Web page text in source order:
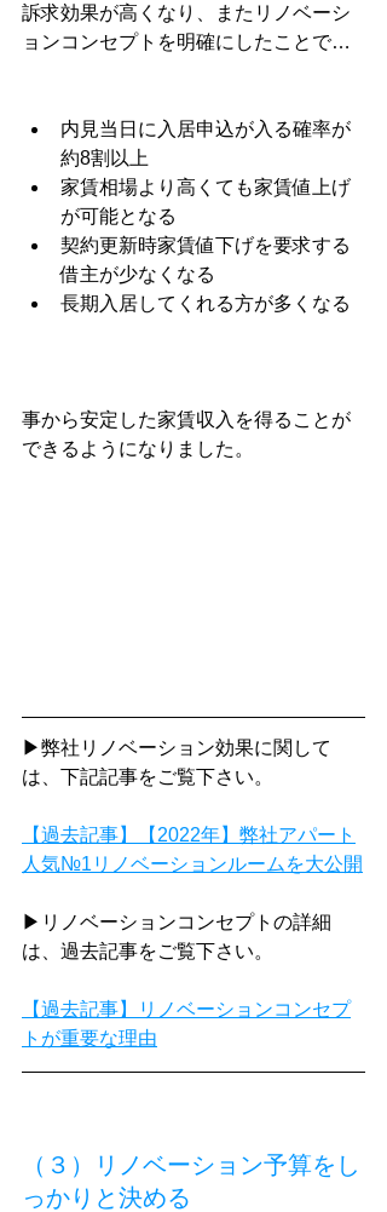
訴求効果が高くなり、またリノベーシ
ョンコンセプトを明確にしたことで…
内見当日に入居申込が入る確率が
約8割以上
家賃相場より高くても家賃値上げ
が可能となる
契約更新時家賃値下げを要求する
借主が少なくなる
長期入居してくれる方が多くなる
事から安定した家賃収入を得ることが
できるようになりました。
▶弊社リノベーション効果に関して
は、下記記事をご覧下さい。
【過去記事】【2022年】弊社アパート
人気№1リノベーションルームを大公開
▶リノベーションコンセプトの詳細
は、過去記事をご覧下さい。
【過去記事】リノベーションコンセプ
トが重要な理由
（３）リノベーション予算をし
っかりと決める